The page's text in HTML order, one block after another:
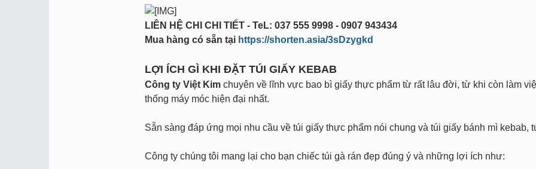
LIÊN HỆ CHI CHI TIẾT - TeL: 037 555 9998 - 0907 943434
Mua hàng có sẵn tại https://shorten.asia/3sDzygkd
LỢI ÍCH GÌ KHI ĐẶT TÚI GIẤY KEBAB
Công ty Việt Kim chuyên về lĩnh vực bao bì giấy thực phẩm từ rất lâu đời, từ khi còn làm
thống máy móc hiện đại nhất.
Sẵn sàng đáp ứng mọi nhu cầu về túi giấy thực phẩm nói chung và túi giấy bánh mì kebab,
Công ty chúng tôi mang lại cho bạn chiếc túi gà rán đẹp đúng ý và những lợi ích như: